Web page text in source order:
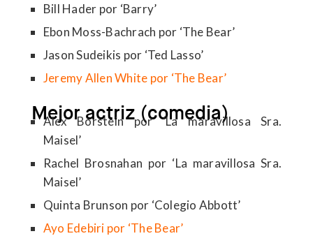
Bill Hader por ‘Barry’
Ebon Moss-Bachrach por ‘The Bear’
Jason Sudeikis por ‘Ted Lasso’
Jeremy Allen White por ‘The Bear’
Mejor actriz (comedia)
Alex Borstein por ‘La maravillosa Sra.
Maisel’
Rachel Brosnahan por ‘La maravillosa Sra.
Maisel’
Quinta Brunson por ‘Colegio Abbott’
Ayo Edebiri por ‘The Bear’